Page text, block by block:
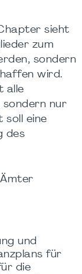
sieht
zum
sondern
wird.
alle
sondern nur
soll eine
des
und
für
die